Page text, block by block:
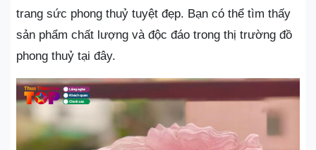
trang sức phong thuỷ tuyệt đẹp. Bạn có thể tìm thấy
sản phẩm chất lượng và độc đáo trong thị trường đồ
phong thuỷ tại đây.